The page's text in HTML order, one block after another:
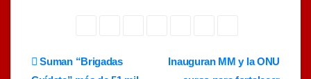
Navegación
Inauguran MM y la ONU
Suman “Brigadas